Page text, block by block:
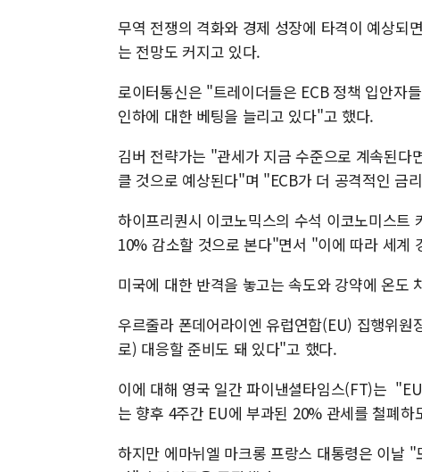
무역 전쟁의 격화와 경제 성장에 타격이 예상되
는 전망도 커지고 있다.
로이터통신은 "트레이더들은 ECB 정책 입안자
인하에 대한 베팅을 늘리고 있다"고 했다.
김버 전략가는 "관세가 지금 수준으로 계속된다
클 것으로 예상된다"며 "ECB가 더 공격적인 금
하이프리퀀시 이코노믹스의 수석 이코노미스
10% 감소할 것으로 본다"면서 "이에 따라 세계
미국에 대한 반격을 놓고는 속도와 강약에 온도
우르줄라 폰데어라이엔 유럽연합(EU) 집행위
로) 대응할 준비도 돼 있다"고 했다.
이에 대해 영국 일간 파이낸셜타임스(FT)는
는 향후 4주간 EU에 부과된 20% 관세를 철폐
하지만 에마뉘엘 마크롱 프랑스 대통령은 이날